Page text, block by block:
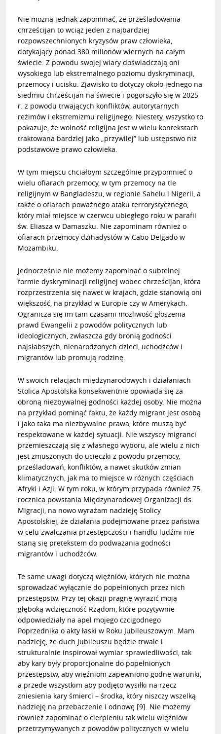
Nie można jednak zapominać, że prześladowania
chrześcijan to wciąż jeden z najbardziej
rozpowszechnionych kryzysów praw człowieka,
dotykający ponad 380 milionów wiernych na całym
świecie. Z powodu swojej wiary doświadczają oni
wysokiego lub ekstremalnego poziomu dyskryminacji,
przemocy i ucisku. Zjawisko to dotyczy około jednego na
siedmiu chrześcijan na świecie i pogorszyło się w 2025
r. z powodu trwających konfliktów, autorytarnych
reżimów i ekstremizmu religijnego. Niestety, wszystko to
pokazuje, że wolność religijna jest w wielu kontekstach
traktowana bardziej jako „przywilej” lub ustępstwo niż
podstawowe prawo człowieka.
W tym miejscu chciałbym szczególnie przypomnieć o
wielu ofiarach przemocy, w tym przemocy na tle
religijnym w Bangladeszu, w regionie Sahelu i Nigerii, a
także o ofiarach poważnego ataku terrorystycznego,
który miał miejsce w czerwcu ubiegłego roku w parafii
św. Eliasza w Damaszku. Nie zapominam również o
ofiarach przemocy dżihadystów w Cabo Delgado w
Mozambiku.
Jednocześnie nie możemy zapominać o subtelnej
formie dyskryminacji religijnej wobec chrześcijan, która
rozprzestrzenia się nawet w krajach, gdzie stanowią oni
większość, na przykład w Europie czy w Amerykach.
Ogranicza się im tam czasami możliwość głoszenia
prawd Ewangelii z powodów politycznych lub
ideologicznych, zwłaszcza gdy bronią godności
najsłabszych, nienarodzonych dzieci, uchodźców i
migrantów lub promują rodzinę.
W swoich relacjach międzynarodowych i działaniach
Stolica Apostolska konsekwentnie opowiada się za
obroną niezbywalnej godności każdej osoby. Nie można
na przykład pominąć faktu, że każdy migrant jest osobą
i jako taka ma niezbywalne prawa, które muszą być
respektowane w każdej sytuacji. Nie wszyscy migranci
przemieszczają się z własnego wyboru, ale wielu z nich
jest zmuszonych do ucieczki z powodu przemocy,
prześladowań, konfliktów, a nawet skutków zmian
klimatycznych, jak ma to miejsce w różnych częściach
Afryki i Azji. W tym roku, w którym przypada również 75.
rocznica powstania Międzynarodowej Organizacji ds.
Migracji, na nowo wyrażam nadzieję Stolicy
Apostolskiej, że działania podejmowane przez państwa
w celu zwalczania przestępczości i handlu ludźmi nie
staną się pretekstem do podważania godności
migrantów i uchodźców.
Te same uwagi dotyczą więźniów, których nie można
sprowadzać wyłącznie do popełnionych przez nich
przestępstw. Przy tej okazji pragnę wyrazić moją
głęboką wdzięczność Rządom, które pozytywnie
odpowiedziały na apel mojego czcigodnego
Poprzednika o akty łaski w Roku Jubileuszowym. Mam
nadzieję, że duch Jubileuszu będzie trwale i
strukturalnie inspirował wymiar sprawiedliwości, tak
aby kary były proporcjonalne do popełnionych
przestępstw, aby więźniom zapewniono godne warunki,
a przede wszystkim aby podjęto wysiłki na rzecz
zniesienia kary śmierci – środka, który niszczy wszelką
nadzieję na przebaczenie i odnowę [9]. Nie możemy
również zapominać o cierpieniu tak wielu więźniów
przetrzymywanych z powodów politycznych w wielu